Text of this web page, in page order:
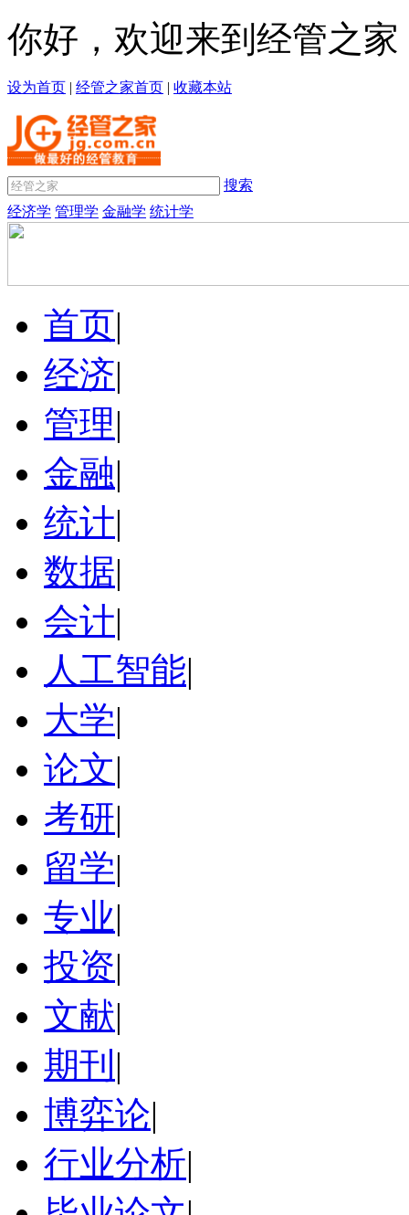
你好，欢迎来到经管之家
设为首页 | 经管之家首页 | 收藏本站
搜索
经济学 管理学 金融学 统计学
首页|
经济|
管理|
金融|
统计|
数据|
会计|
人工智能|
大学|
论文|
考研|
留学|
专业|
投资|
文献|
期刊 |
博弈论|
行业分析|